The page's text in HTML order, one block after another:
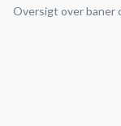
Oversigt over baner